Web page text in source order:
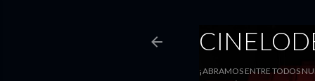
¡ABRAMOS ENTRE TODOS